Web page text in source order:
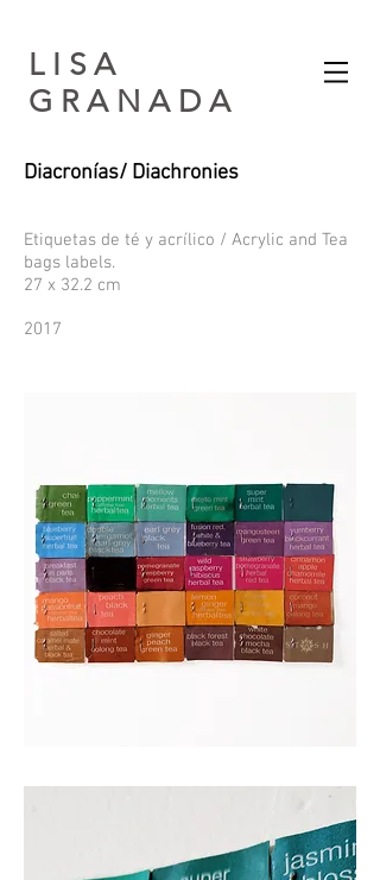
L I S A
G R A N A D A​
Diacronías/ Diachronies
Etiquetas de té y acrílico / Acrylic and Tea
bags labels.
27 x 32.2 cm
2017